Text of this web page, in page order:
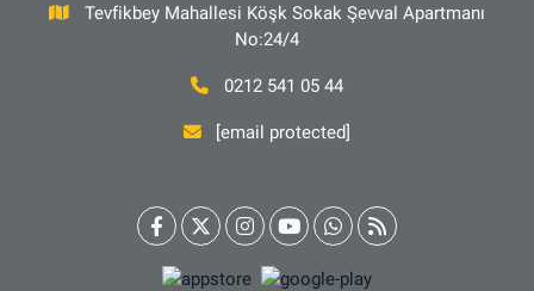
Tevfikbey Mahallesi Köşk Sokak Şevval Apartmanı
No:24/4
0212 541 05 44
[email protected]